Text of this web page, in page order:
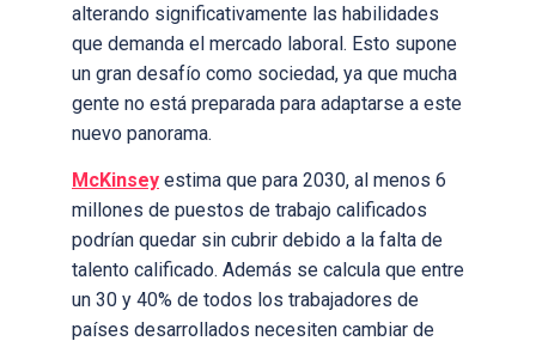
alterando significativamente las habilidades
que demanda el mercado laboral. Esto supone
un gran desafío como sociedad, ya que mucha
gente no está preparada para adaptarse a este
nuevo panorama.
McKinsey estima que para 2030, al menos 6
millones de puestos de trabajo calificados
podrían quedar sin cubrir debido a la falta de
talento calificado. Además se calcula que entre
un 30 y 40% de todos los trabajadores de
países desarrollados necesiten cambiar de